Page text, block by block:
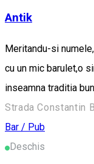
Antik
Meritandu-si
cu un mic barulet,o
inseamna traditia
Strada Constantin
Bar / Pub
Deschis